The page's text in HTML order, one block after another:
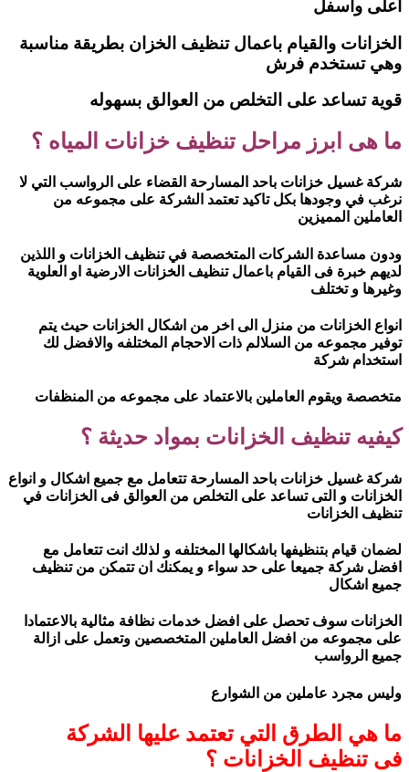
اعلى واسفل
الخزانات والقيام باعمال تنظيف الخزان بطريقة مناسبة
وهي تستخدم فرش
قوية تساعد على التخلص من العوالق بسهوله
ما هى ابرز مراحل تنظيف خزانات المياه ؟
شركة غسيل خزانات باحد المسارحة القضاء على الرواسب التي لا
نرغب في وجودها بكل تاكيد تعتمد الشركة على مجموعه من
العاملين المميزين
ودون مساعدة الشركات المتخصصة في تنظيف الخزانات و اللذين
لديهم خبرة فى القيام باعمال تنظيف الخزانات الارضية او العلوية
وغيرها و تختلف
انواع الخزانات من منزل الى اخر من اشكال الخزانات حيث يتم
توفير مجموعه من السلالم ذات الاحجام المختلفه والافضل لك
استخدام شركة
متخصصة ويقوم العاملين بالاعتماد على مجموعه من المنظفات
كيفيه تنظيف الخزانات بمواد حديثة ؟
شركة غسيل خزانات باحد المسارحة تتعامل مع جميع اشكال و انواع
الخزانات و التى تساعد على التخلص من العوالق فى الخزانات في
تنظيف الخزانات
لضمان قيام بتنظيفها باشكالها المختلفه و لذلك انت تتعامل مع
افضل شركة جميعا على حد سواء و يمكنك ان تتمكن من تنظيف
جميع اشكال
الخزانات سوف تحصل على افضل خدمات نظافة مثالية بالاعتمادا
على مجموعه من افضل العاملين المتخصصين وتعمل على ازالة
جميع الرواسب
وليس مجرد عاملين من الشوارع
ما هي الطرق التي تعتمد عليها الشركة
فى تنظيف الخزانات ؟